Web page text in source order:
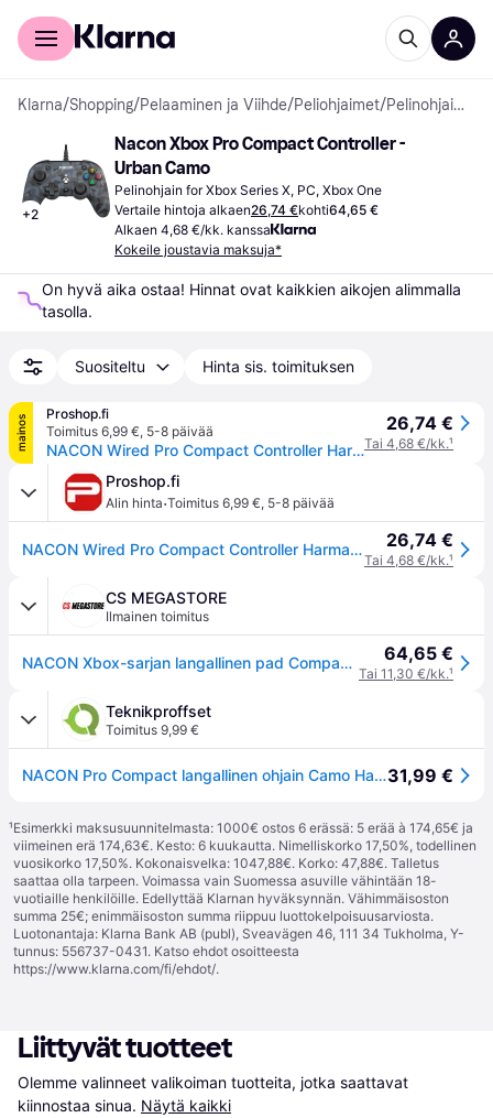
Kuluttajille
Klarna/Shopping/Pelaaminen ja Viihde/Peliohjaimet/ Pelinohjaimet
+2
Nacon Xbox Pro Compact Controller -
Urban Camo
Pelinohjain for Xbox Series X, PC, Xbox One
Vertaile hintoja alkaen26,74 €kohti64,65 €
Alkaen 4,68 €/kk. kanssa
Kokeile joustavia maksuja*
On hyvä aika ostaa! Hinnat ovat kaikkien aikojen alimmalla
tasolla.
Suositeltu Hinta sis. toimituksen
mainos
Proshop.fi
Toimitus 6,99 €, 5-8 päivää
NACON Wired Pro Compact Controller Harmaa Camo - Wired Controller - Microsoft Xbox One
26,74 €
Tai 4,68 €/kk.¹
Proshop.fi
Alin hinta·Toimitus 6,99 €, 5-8 päivää
NACON Wired Pro Compact Controller Harmaa Camo - Wired Controller - Microsoft Xbox One 26,74 €
Tai 4,68 €/kk.¹
CS MEGASTORE
Ilmainen toimitus
NACON Xbox-sarjan langallinen pad Compact Pro - camo harmaa 64,65 €
Tai 11,30 €/kk.¹
Teknikproffset
Toimitus 9,99 €
NACON Pro Compact langallinen ohjain Camo Harmaa /Xbox Series X:lle31,99 €
¹Esimerkki maksusuunnitelmasta: 1000€ ostos 6 erässä: 5 erää à 174,65€ ja
viimeinen erä 174,63€. Kesto: 6 kuukautta. Nimelliskorko 17,50%, todellinen
vuosikorko 17,50%. Kokonaisvelka: 1047,88€. Korko: 47,88€. Talletus
saattaa olla tarpeen. Voimassa vain Suomessa asuville vähintään 18-
vuotiaille henkilöille. Edellyttää Klarnan hyväksynnän. Vähimmäisoston
summa 25€; enimmäisoston summa riippuu luottokelpoisuusarviosta.
Luotonantaja: Klarna Bank AB (publ), Sveavägen 46, 111 34 Tukholma, Y-
tunnus: 556737-0431. Katso ehdot osoitteesta
https://www.klarna.com/fi/ehdot/.
Liittyvät tuotteet
Olemme valinneet valikoiman tuotteita, jotka saattavat
kiinnostaa sinua. Näytä kaikki